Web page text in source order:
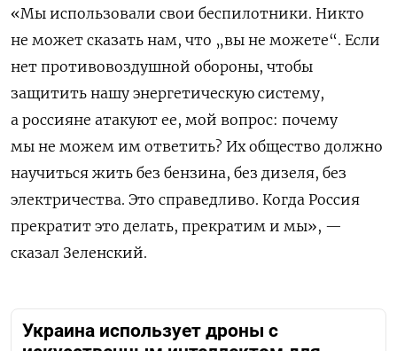
«Мы использовали свои беспилотники. Никто
не может сказать нам, что „вы не можете“. Если
нет противовоздушной обороны, чтобы
защитить нашу энергетическую систему,
а россияне атакуют ее, мой вопрос: почему
мы не можем им ответить? Их общество должно
научиться жить без бензина, без дизеля, без
электричества. Это справедливо. Когда Россия
прекратит это делать, прекратим и мы», —
сказал Зеленский.
Украина использует дроны с